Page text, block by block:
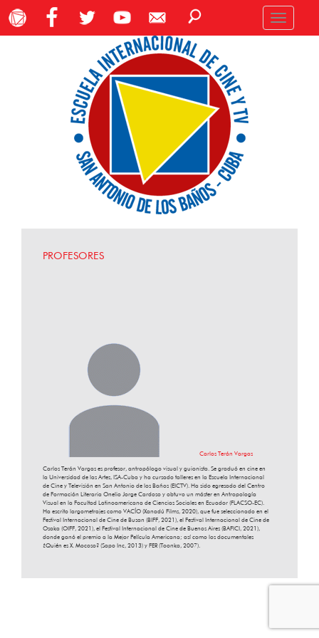
Toggle
navigation
PROFESORES
Carlos Terán Vargas
Carlos Terán Vargas es profesor, antropólogo visual y guionista. Se graduó en cine en
la Universidad de las Artes, ISA-Cuba y ha cursado talleres en la Escuela Internacional
de Cine y Televisión en San Antonio de los Baños (EICTV). Ha sido egresado del Centro
de Formación Literaria Onelio Jorge Cardoso y obtuvo un máster en Antropología
Visual en la Facultad Latinoamericana de Ciencias Sociales en Ecuador (FLACSO-EC).
Ha escrito largometrajes como VACÍO (Xanadú Films, 2020), que fue seleccionado en el
Festival Internacional de Cine de Busan (BIFF, 2021), el Festival Internacional de Cine de
Osaka (OIFF, 2021), el Festival Internacional de Cine de Buenos Aires (BAFICI, 2021),
donde ganó el premio a la Mejor Película Americana; así como los documentales
¿Quién es X. Mocoso? (Sapo Inc, 2013) y FER (Toonka, 2007).